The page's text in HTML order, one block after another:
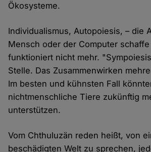
Ökosysteme.
Individualismus, Autopoiesis, – die
Mensch oder der Computer
funktioniert nicht mehr.
Stelle. Das Zusammenwirken
Im besten und kühnsten Fall
nichtmenschliche Tiere zukünftig
unterstützen.
Vom Chthuluzän reden heißt, von
beschädigten Welt zu sprechen,